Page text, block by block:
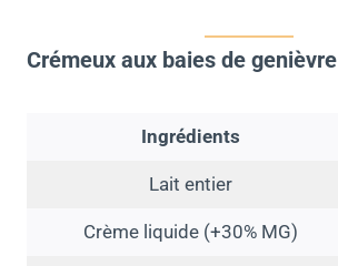
Crémeux aux baies de genièvre
Ingrédients
Lait entier
Crème liquide (+30% MG)